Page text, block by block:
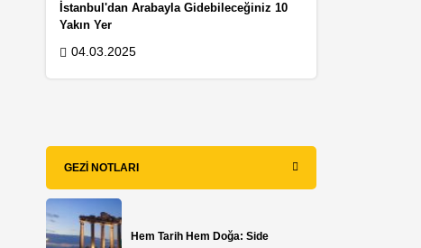
İstanbul'dan Arabayla Gidebileceğiniz 10
Yakın Yer
04.03.2025
GEZI NOTLARI
Hem Tarih Hem Doğa: Side